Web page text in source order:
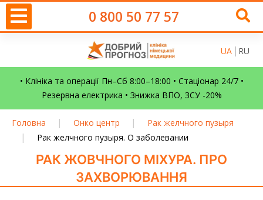
0 800 50 77 57
UA RU
• Клініка та операції Пн–Сб 8:00–18:00 • Стаціонар 24/7 •
Резервна електрика • Знижка ВПО, ЗСУ -20%
Головна | Онко центр | Рак желчного пузыря
| Рак желчного пузыря. О заболевании
РАК ЖОВЧНОГО МІХУРА. ПРО
ЗАХВОРЮВАННЯ